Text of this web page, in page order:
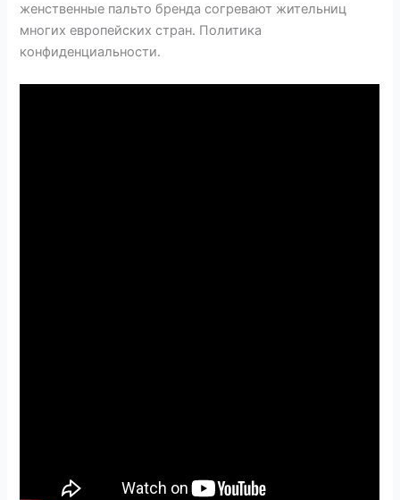
женственные пальто бренда согревают жительниц
многих европейских стран. Политика
конфиденциальности.